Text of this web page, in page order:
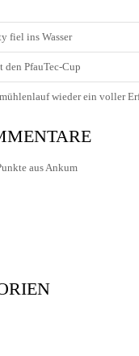
fiel ins Wasser
den PfauTec-Cup
wieder ein voller
aus Ankum